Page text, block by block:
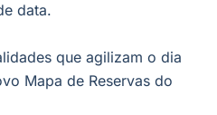
data.
que agilizam o dia
Mapa de Reservas do